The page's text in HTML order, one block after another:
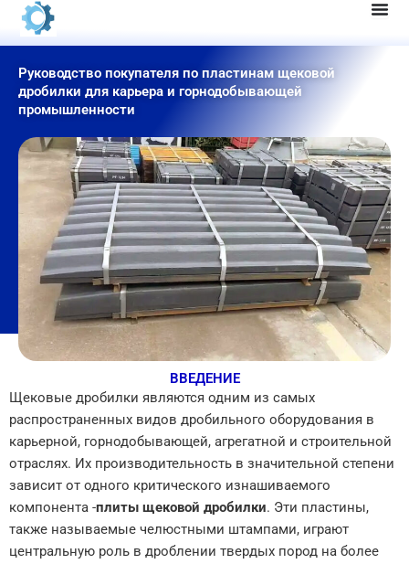
Перейти
Руководство покупателя по пластинам щековой
дробилки для карьера и горнодобывающей
промышленности
ВВЕДЕНИЕ
Щековые дробилки являются одним из самых
распространенных видов дробильного оборудования в
карьерной, горнодобывающей, агрегатной и строительной
отраслях. Их производительность в значительной степени
зависит от одного критического изнашиваемого
компонента -плиты щековой дробилки. Эти пластины,
также называемые челюстными штампами, играют
центральную роль в дроблении твердых пород на более